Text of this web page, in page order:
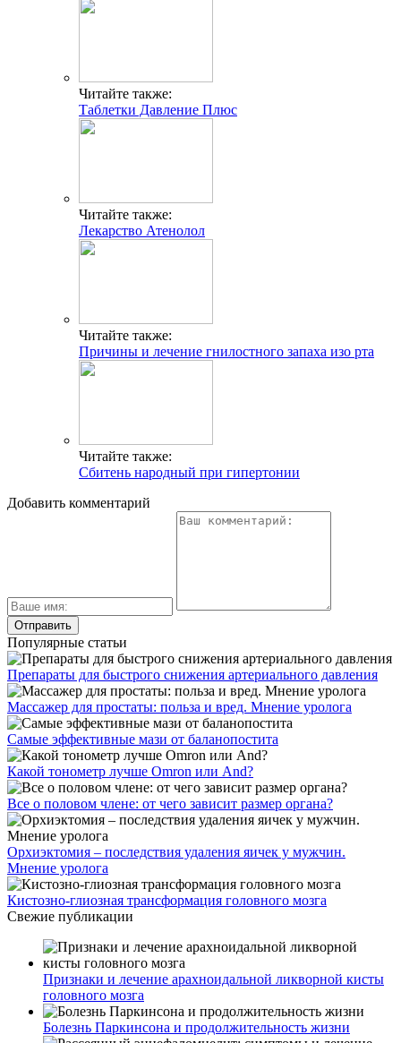
Читайте также:
Таблетки Давление Плюс
Читайте также:
Лекарство Атенолол
Читайте также:
Причины и лечение гнилостного запаха изо рта
Читайте также:
Сбитень народный при гипертонии
Добавить комментарий
Популярные статьи
Препараты для быстрого снижения артериального давления
Массажер для простаты: польза и вред. Мнение уролога
Самые эффективные мази от баланопостита
Какой тонометр лучше Omron или And?
Все о половом члене: от чего зависит размер органа?
Орхиэктомия – последствия удаления яичек у мужчин.
Мнение уролога
Кистозно-глиозная трансформация головного мозга
Свежие публикации
Признаки и лечение арахноидальной ликворной кисты
головного мозга
Болезнь Паркинсона и продолжительность жизни